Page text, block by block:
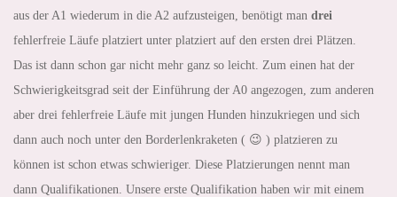
aus der A1 wiederum in die A2 aufzusteigen, benötigt man drei
fehlerfreie Läufe platziert unter platziert auf den ersten drei Plätzen.
Das ist dann schon gar nicht mehr ganz so leicht. Zum einen hat der
Schwierigkeitsgrad seit der Einführung der A0 angezogen, zum anderen
aber drei fehlerfreie Läufe mit jungen Hunden hinzukriegen und sich
dann auch noch unter den Borderlenkraketen ( 😉 ) platzieren zu
können ist schon etwas schwieriger. Diese Platzierungen nennt man
dann Qualifikationen. Unsere erste Qualifikation haben wir mit einem